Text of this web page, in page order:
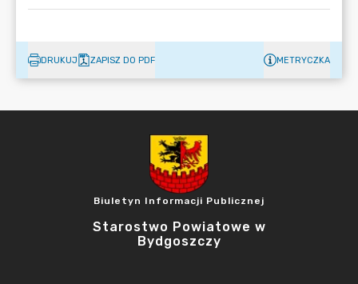
DRUKUJ ZAPISZ DO PDF METRYCZKA
Biuletyn Informacji Publicznej
Starostwo Powiatowe w
Bydgoszczy